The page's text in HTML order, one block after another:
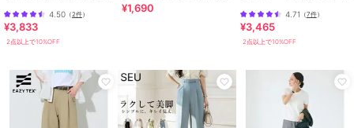
パンツ ／
カラー
000ブラック、010チャコールグレ
ー、062くすみグリーン、085モカ
サイズ 4サイズ展開
素材
ポリエステル98% ポリウレタン
2%
4.50 （2件）
¥3,833
2点以上で10%OFF
冷感・シワになりにくい
¥1,690 4.71 （7件）
¥3,465
2点以上で10%OFF